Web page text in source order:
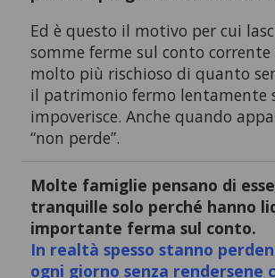
Ed è questo il motivo per cui
somme ferme sul conto corrente
molto più rischioso di quanto
il patrimonio fermo lentamente
impoverisce. Anche quando
“non perde”.
Molte famiglie pensano di
tranquille solo perché hanno
importante ferma sul conto.
In realtà spesso stanno
ogni giorno senza rendersene